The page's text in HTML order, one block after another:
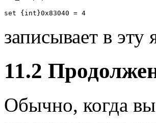
записывает в эту
11.2
Обычно, когда